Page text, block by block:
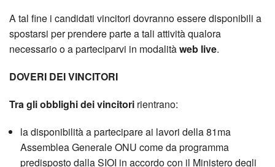
A tal fine i candidati vincitori dovranno essere disponibili a
spostarsi per prendere parte a tali attività qualora
necessario o a parteciparvi in modalitàweb live.
DOVERI DEI VINCITORI
Tra gli obblighi dei vincitori rientrano:
la disponibilità a partecipare ai lavori della 81ma
Assemblea Generale ONU come da programma
predisposto dalla SIOI in accordo con il Ministero degli